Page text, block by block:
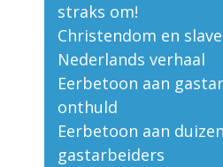
straks om!
Christendom en
Nederlands verhaal
Eerbetoon aan
onthuld
Eerbetoon aan
gastarbeiders